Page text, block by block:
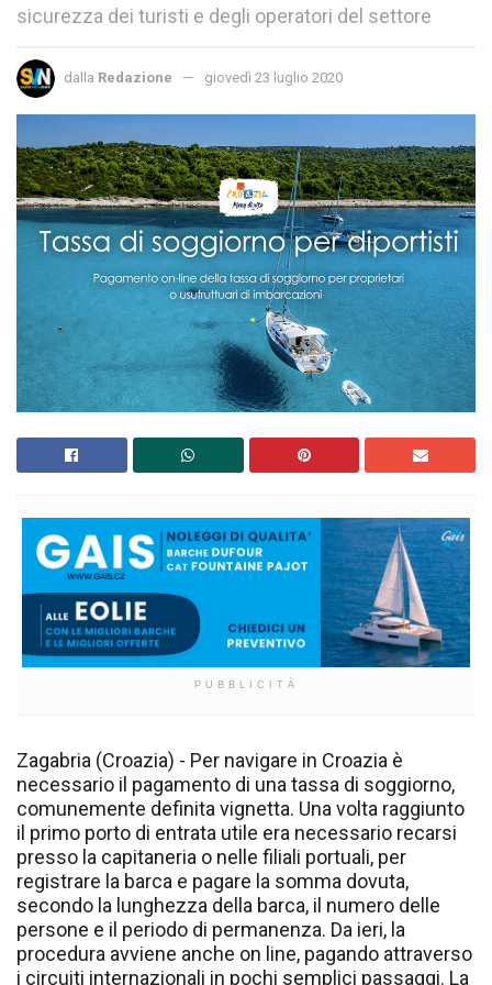
sicurezza dei turisti e degli operatori del settore
dalla Redazione giovedì 23 luglio 2020
PUBBLICITÀ
Zagabria (Croazia) - Per navigare in Croazia è
necessario il pagamento di una tassa di soggiorno,
comunemente definita vignetta. Una volta raggiunto
il primo porto di entrata utile era necessario recarsi
presso la capitaneria o nelle filiali portuali, per
registrare la barca e pagare la somma dovuta,
secondo la lunghezza della barca, il numero delle
persone e il periodo di permanenza. Da ieri, la
procedura avviene anche on line, pagando attraverso
i circuiti internazionali in pochi semplici passaggi. La